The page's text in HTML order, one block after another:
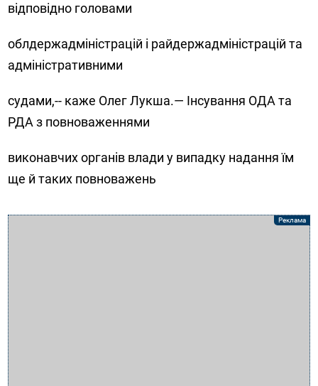
відповідно головами
облдержадміністрацій і райдержадміністрацій та
адміністративними
судами,-- каже Олег Лукша.— Інсування ОДА та
РДА з повноваженнями
виконавчих органів влади у випадку надання їм
ще й таких повноважень